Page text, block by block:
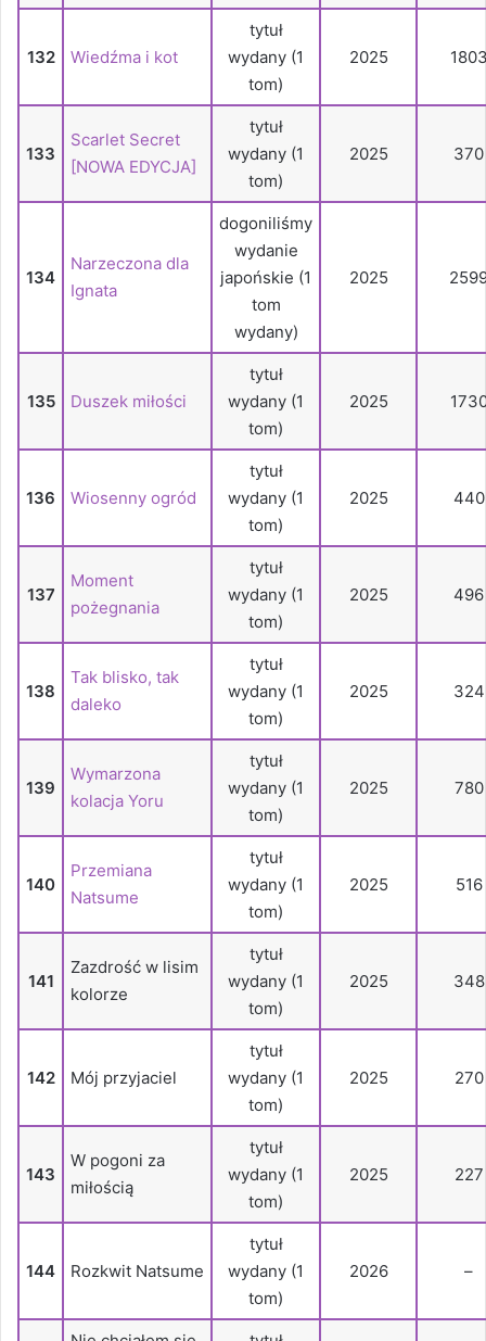
132 Wiedźma i kot
tytuł
wydany (1
tom)
2025
133
Scarlet Secret
[NOWA EDYCJA]
tytuł
wydany (1
tom)
2025 370
134
Narzeczona dla
Ignata
dogoniliśmy
wydanie
japońskie (1
tom
wydany)
2025
135 Duszek miłości
tytuł
wydany (1
tom)
2025
136 Wiosenny ogród
tytuł
wydany (1
tom)
2025 440
137
Moment
pożegnania
tytuł
wydany (1
tom)
2025 496
138
Tak blisko, tak
daleko
tytuł
wydany (1
tom)
2025 324
139
Wymarzona
kolacja Yoru
tytuł
wydany (1
tom)
2025 780
140
Przemiana
Natsume
tytuł
wydany (1
tom)
2025 516
141
Zazdrość w lisim
kolorze
tytuł
wydany (1
tom)
2025 348
142 Mój przyjaciel
tytuł
wydany (1
tom)
2025 270
143
W pogoni za
miłością
tytuł
wydany (1
tom)
2025 227
144 Rozkwit Natsume
tytuł
wydany (1
tom)
2026 –